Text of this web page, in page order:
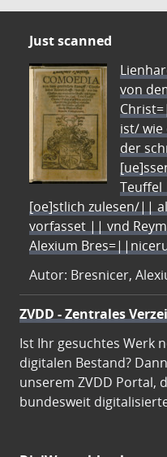
Just scanned
von
ist/
der
[oe]stlich zulesen/||
vorfasset || vnd
Alexium
Autor: Bresnicer,
ZVDD - Zentrales
Ist Ihr gesuchtes Werk
digitalen Bestand?
unserem ZVDD Portal,
bundesweit